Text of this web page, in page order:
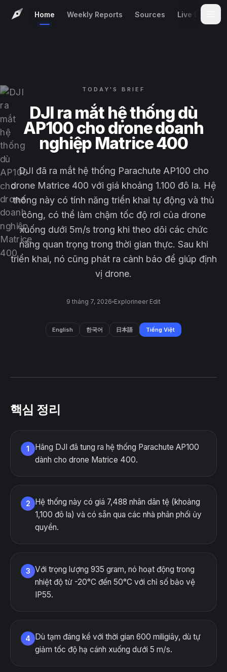
Home Weekly Reports Sources Live Demo
TODAY'S BRIEF
DJI ra mắt hệ thống dù
AP100 cho drone doanh
nghiệp Matrice 400
DJI đã ra mắt hệ thống Parachute AP100 cho
drone Matrice 400 với giá khoảng 1.100 đô la. Hệ
thống này có tính năng triển khai tự động và thủ
công, có thể làm chậm tốc độ rơi của drone
xuống dưới 5m/s trong khi theo dõi các chức
năng quan trọng ​​trong thời gian thực. Sau khi
triển khai, nó cũng phát ra cảnh báo để giúp định
vị drone.
9 tháng 7, 2026 Explorineer Edit
English 한국어 日本語 Tiếng Việt
핵심 정리
1
Hãng DJI đã tung ra hệ thống Parachute AP100
dành cho drone Matrice 400.
2
Hệ thống này có giá 7,488 nhân dân tệ (khoảng
1,100 đô la) và có sẵn qua các nhà phân phối ủy
quyền.
3 Với trọng lượng 935 gram, nó hoạt động trong
nhiệt độ từ -20°C đến 50°C với chỉ số bảo vệ
IP55.
4
Dù tạm đáng kể với thời gian 600 miligiây, dù tự
giảm tốc độ hạ cánh xuống dưới 5 m/s.